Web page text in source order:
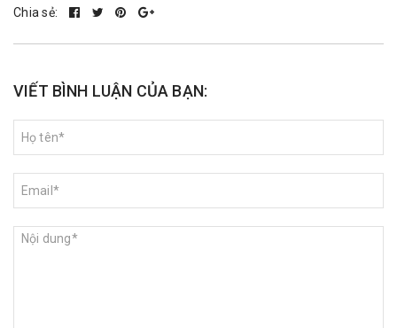
Chia sẻ:
VIẾT BÌNH LUẬN CỦA BẠN: